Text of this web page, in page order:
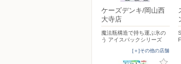
ケーズデンキ/岡山西
大寺店
魔法瓶構造で持ち運ぶ氷の
う アイスパックシリーズ
[＋]その他の店舗
F